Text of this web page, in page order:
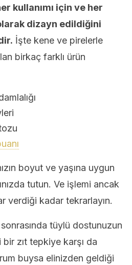
kullanımı için ve her
dizayn edildiğini
İşte kene ve pirelerle
birkaç farklı ürün
boyut ve yaşına uygun
tutun. Ve işlemi ancak
verdiği kadar tekrarlayın.
tüylü dostunuzun
zıt tepkiye karşı da
buysa elinizden geldiği